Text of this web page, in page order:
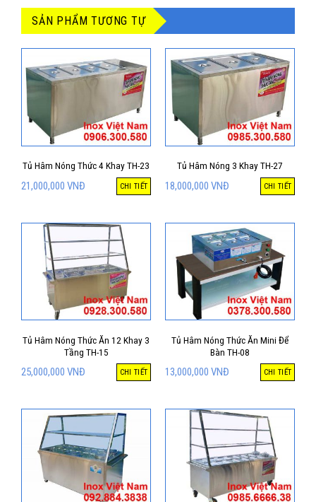
SẢN PHẨM TƯƠNG TỰ
Tủ Hâm Nóng Thức 4 Khay TH-23
21,000,000 VNĐ CHI TIẾT
Tủ Hâm Nóng 3 Khay TH-27
18,000,000 VNĐ CHI TIẾT
Tủ Hâm Nóng Thức Ăn 12 Khay 3
Tầng TH-15
25,000,000 VNĐ CHI TIẾT
Tủ Hâm Nóng Thức Ăn Mini Để
Bàn TH-08
13,000,000 VNĐ CHI TIẾT